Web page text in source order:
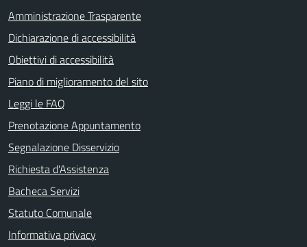
Amministrazione Trasparente
Dichiarazione di accessibilità
Obiettivi di accessibilità
Piano di miglioramento del sito
Leggi le FAQ
Prenotazione Appuntamento
Segnalazione Disservizio
Richiesta d'Assistenza
Bacheca Servizi
Statuto Comunale
Informativa privacy